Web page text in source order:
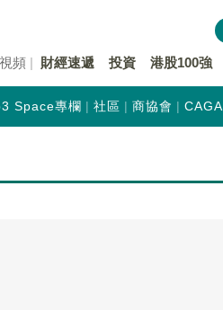
視頻 財經速遞 投資 港股100強
Space專欄 社區 商協會 CAGA